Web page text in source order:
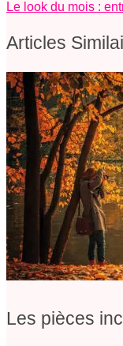
Le look du mois :
Articles
Les pièces